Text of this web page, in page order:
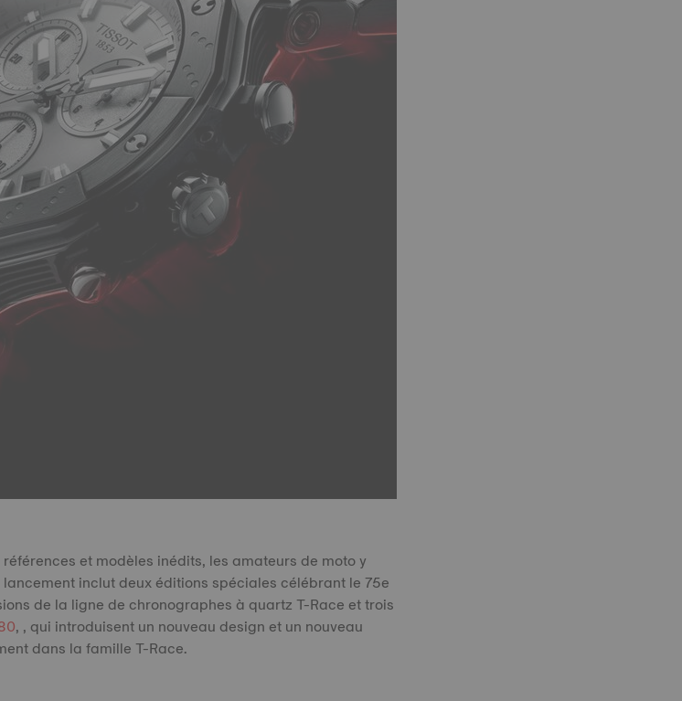
et modèles inédits, les amateurs de moto y
inclut deux éditions spéciales célébrant le 75e
de la ligne de chronographes à quartz T-Race et trois
, , qui introduisent un nouveau design et un nouveau
dans la famille T-Race.